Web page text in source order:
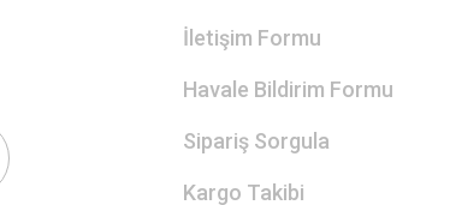
İletişim Formu
Havale Bildirim Formu
Sipariş Sorgula
Kargo Takibi